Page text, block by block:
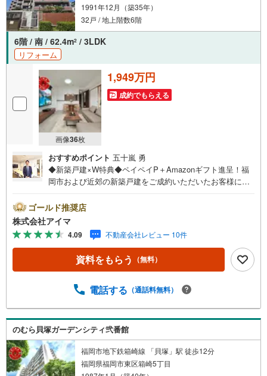
1991年12月（築35年）
32戸 / 地上階数6階
6階 / 南 / 62.4m2 / 3LDK
リフォーム
画像36枚
1,949万円
成約でもらえる
おすすめポイント 五十嵐 勇
◆新築戸建×W特典◆ペイペイP＋Amazonギフト進呈！福
岡市および近郊の新築戸建をご成約いただいたお客様に、
当社独自の企業努力によるキャンペーンで、他では手に入
りません。特典は期間限定・数量限定のため、お早めにご
相談ください。さらに大手ネット銀行と提携し低金利住宅
ローンをご案内。お借入期間01～40年:金利0.949％、41～5
0年:1.349％と、利上げ前の今こそ注目の水準です。他金融
機関とも多数提携し、福岡市内・郊外で新築戸建をご検討
ンをご提案します。平日・夜間の現地案内や、ご自宅・最
た方、転職後で審査に不安がある方、車・カード・リボ等
のお借入れがある方も大歓迎！【キャンペーン期間:2026年
9月30日まで】福岡市内・郊外の新築戸建情報を豊富にご用
意し、初めての方も安心してご相談いただけます。まずは
お気軽にお問い合わせくださいませ。
ゴールド推奨店
株式会社アイマ
4.09 不動産会社レビュー 10件
資料をもらう （無料）
電話する （通話料無料）
のむら貝塚ガーデンシティ弐番館
福岡市地下鉄箱崎線 「貝塚」駅 徒歩12分
福岡県福岡市東区箱崎5丁目